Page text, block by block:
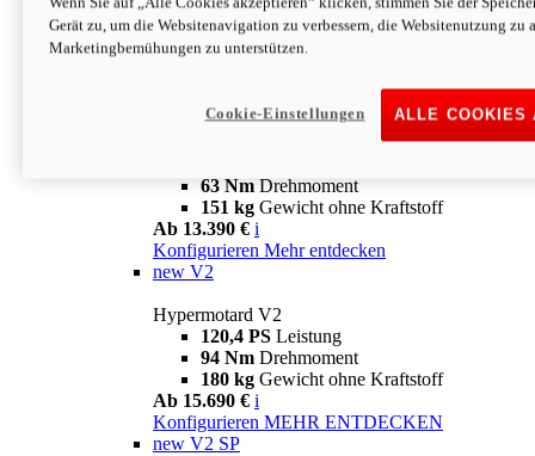
63 NmDrehmoment
151 kgGewicht ohne Kraftstoff
Ab 13.890 € i
63 Nm Drehmoment
151 kg Gewicht ohne Kraftstoff
Ab 13.390 € i
Konfigurieren Mehr entdecken
new V2
Hypermotard V2
120,4 PS Leistung
94 Nm Drehmoment
180 kg Gewicht ohne Kraftstoff
Ab 15.690 € i
Konfigurieren MEHR ENTDECKEN
new V2 SP
Gerät zu, um die Websitenavigation zu verbessern, die Websitenutzung zu
Marketingbemühungen zu unterstützen.
ALLE COOKIES
Cookie-Einstellungen